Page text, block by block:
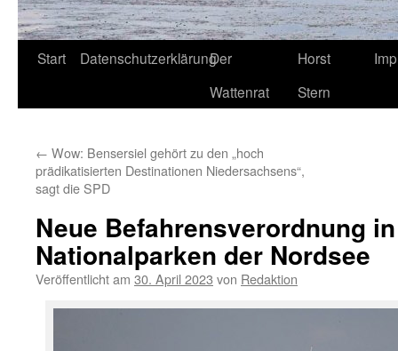
Start DatenschutzerklärungDer
Wattenrat
Horst
Stern
← Wow: Bensersiel gehört zu den „hoch
prädikatisierten Destinationen Niedersachsens“,
sagt die SPD
Neue Befahrensverordnung
Nationalparken der Nordsee
Veröffentlicht am 30. April 2023 von Redaktion